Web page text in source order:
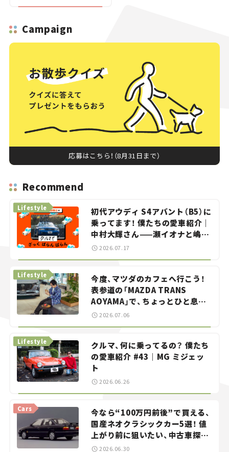
Campaign
応募はこちら！（8月31日まで）
Recommend
初代アウディ S4アバント（B5）に
乗ってます！ 僕たちの愛車紹介｜
中村大輝さん——瀬イオナと嶋田
智之の「クルマでざっくばらんば
Lifestyle
2026.07.17
今度、マツダのカフェへ行こう！
表参道の「MAZDA TRANS
AOYAMA」で、ちょっとひと息。
——連載｜CCGとクルマでどうす
Lifestyle
2026.07.06
クルマ、何に乗ってるの？ 僕たち
の愛車紹介 #43｜MG ミジェッ
ト
Lifestyle
2026.06.26
今なら“100万円前後”で買える、
国産ネオクラシックカー5選！ 値
上がり前に狙いたい、中古車探し
をお手伝い――ちょっとイケてるマ
Cars
2026.06.30